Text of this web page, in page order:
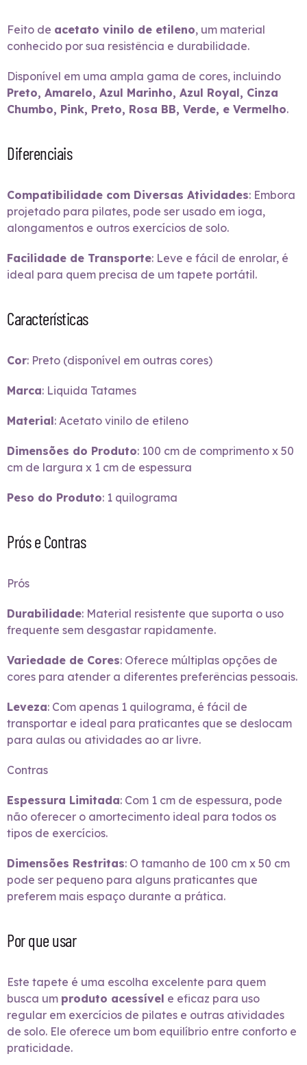
Feito de acetato vinilo de etileno, um material
conhecido por sua resistência e durabilidade.
Disponível em uma ampla gama de cores, incluindo
Preto, Amarelo, Azul Marinho, Azul Royal, Cinza
Chumbo, Pink, Preto, Rosa BB, Verde, e Vermelho.
Diferenciais
Compatibilidade com Diversas Atividades: Embora
projetado para pilates, pode ser usado em ioga,
alongamentos e outros exercícios de solo.
Facilidade de Transporte: Leve e fácil de enrolar, é
ideal para quem precisa de um tapete portátil.
Características
Cor: Preto (disponível em outras cores)
Marca: Liquida Tatames
Material: Acetato vinilo de etileno
Dimensões do Produto: 100 cm de comprimento x 50
cm de largura x 1 cm de espessura
Peso do Produto: 1 quilograma
Prós e Contras
Prós
Durabilidade: Material resistente que suporta o uso
frequente sem desgastar rapidamente.
Variedade de Cores: Oferece múltiplas opções de
cores para atender a diferentes preferências pessoais.
Leveza: Com apenas 1 quilograma, é fácil de
transportar e ideal para praticantes que se deslocam
para aulas ou atividades ao ar livre.
Contras
Espessura Limitada: Com 1 cm de espessura, pode
não oferecer o amortecimento ideal para todos os
tipos de exercícios.
Dimensões Restritas: O tamanho de 100 cm x 50 cm
pode ser pequeno para alguns praticantes que
preferem mais espaço durante a prática.
Por que usar
Este tapete é uma escolha excelente para quem
busca um produto acessível e eficaz para uso
regular em exercícios de pilates e outras atividades
de solo. Ele oferece um bom equilíbrio entre conforto e
praticidade.